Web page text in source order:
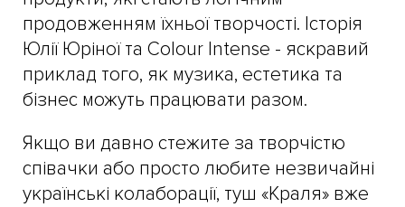
продовженням їхньої творчості. Історія
Юлії Юріної та Colour Intense - яскравий
приклад того, як музика, естетика та
бізнес можуть працювати разом.
Якщо ви давно стежите за творчістю
співачки або просто любите незвичайні
українські колаборації, туш «Краля» вже